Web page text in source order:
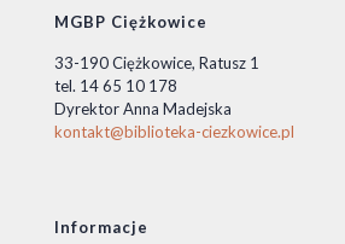
MGBP Ciężkowice
33-190 Ciężkowice, Ratusz 1
tel. 14 65 10 178
Dyrektor Anna Madejska
kontakt@biblioteka-ciezkowice.pl
Informacje